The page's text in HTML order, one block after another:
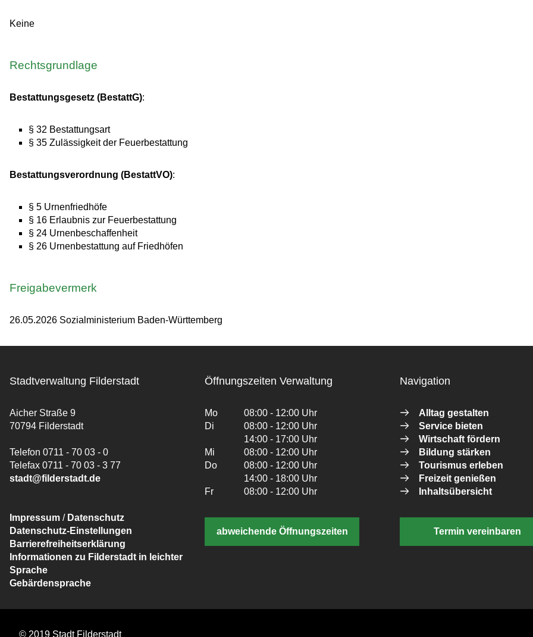
Keine
Rechtsgrundlage
Bestattungsgesetz (BestattG):
§ 32 Bestattungsart
§ 35 Zulässigkeit der Feuerbestattung
Bestattungsverordnung (BestattVO):
§ 5 Urnenfriedhöfe
§ 16 Erlaubnis zur Feuerbestattung
§ 24 Urnenbeschaffenheit
§ 26 Urnenbestattung auf Friedhöfen
Freigabevermerk
26.05.2026 Sozialministerium Baden-Württemberg
Stadtverwaltung Filderstadt
Aicher Straße 9
70794 Filderstadt
Telefon 0711 - 70 03 - 0
Telefax 0711 - 70 03 - 3 77
stadt@filderstadt.de
Impressum / Datenschutz
Datenschutz-Einstellungen
Barrierefreiheitserklärung
Informationen zu Filderstadt in leichter
Sprache
Gebärdensprache
Öffnungszeiten Verwaltung
Mo
08:00 - 12:00 Uhr
Di
08:00 - 12:00 Uhr
14:00 - 17:00 Uhr
Mi
08:00 - 12:00 Uhr
Do
08:00 - 12:00 Uhr
14:00 - 18:00 Uhr
Fr
08:00 - 12:00 Uhr
abweichende Öffnungszeiten
Navigation
Alltag gestalten
Service bieten
Wirtschaft fördern
Bildung stärken
Tourismus erleben
Freizeit genießen
Inhaltsübersicht
Termin vereinbaren
© 2019 Stadt Filderstadt